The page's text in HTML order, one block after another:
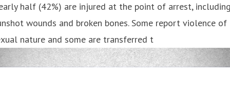
half (42%) are injured at the point of arrest,
wounds and broken bones. Some report violence of
nature and some are transferred t